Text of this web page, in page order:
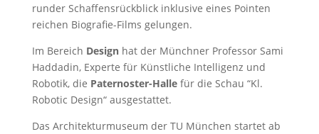
runder Schaffensrückblick inklusive eines Pointen
reichen Biografie-Films gelungen.
Im Bereich Designhat der Münchner Professor Sami
Haddadin, Experte für Künstliche Intelligenz und
Robotik, die Paternoster-Hallefür die Schau “Kl.
Robotic Design“ ausgestattet.
Das Architekturmuseum der TU München startet ab